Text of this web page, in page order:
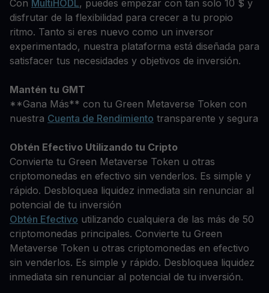
Con MultiHODL, puedes empezar con tan solo 10 $ y
disfrutar de la flexibilidad para crecer a tu propio
ritmo. Tanto si eres nuevo como un inversor
experimentado, nuestra plataforma está diseñada para
satisfacer tus necesidades y objetivos de inversión.
Mantén tu GMT
**Gana Más** con tu Green Metaverse Token con
nuestra Cuenta de Rendimiento transparente y segura
Obtén Efectivo Utilizando tu Cripto
Convierte tu Green Metaverse Token u otras
criptomonedas en efectivo sin venderlos. Es simple y
rápido. Desbloquea liquidez inmediata sin renunciar al
potencial de tu inversión
Obtén Efectivo utilizando cualquiera de las más de 50
criptomonedas principales. Convierte tu Green
Metaverse Token u otras criptomonedas en efectivo
sin venderlos. Es simple y rápido. Desbloquea liquidez
inmediata sin renunciar al potencial de tu inversión.